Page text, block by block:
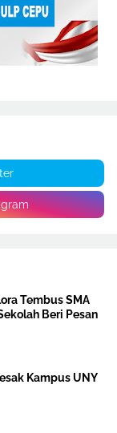
Tembus SMA
Beri Pesan
Kampus UNY